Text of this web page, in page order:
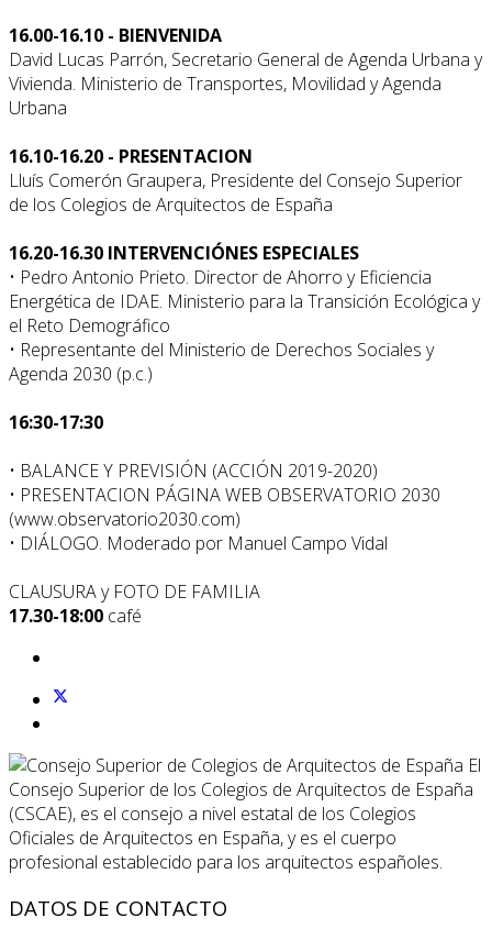
16.00-16.10 - BIENVENIDA
David Lucas Parrón, Secretario General de Agenda Urbana y
Vivienda. Ministerio de Transportes, Movilidad y Agenda
Urbana
16.10-16.20 - PRESENTACION
Lluís Comerón Graupera, Presidente del Consejo Superior
de los Colegios de Arquitectos de España
16.20-16.30 INTERVENCIÓNES ESPECIALES
• Pedro Antonio Prieto. Director de Ahorro y Eficiencia
Energética de IDAE. Ministerio para la Transición Ecológica y
el Reto Demográfico
• Representante del Ministerio de Derechos Sociales y
Agenda 2030 (p.c.)
16:30-17:30
• BALANCE Y PREVISIÓN (ACCIÓN 2019-2020)
• PRESENTACION PÁGINA WEB OBSERVATORIO 2030
(www.observatorio2030.com)
• DIÁLOGO. Moderado por Manuel Campo Vidal
CLAUSURA y FOTO DE FAMILIA
17.30-18:00 café
El
Consejo Superior de los Colegios de Arquitectos de España
(CSCAE), es el consejo a nivel estatal de los Colegios
Oficiales de Arquitectos en España, y es el cuerpo
profesional establecido para los arquitectos españoles.
DATOS DE CONTACTO